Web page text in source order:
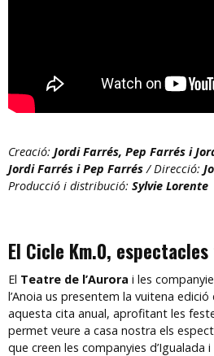
Creació: Jordi Farrés, Pep Farrés i
Jordi Farrés i Pep Farrés/ Direcció:
Producció i distribució: Sylvie Lorente
El Cicle Km.0,
El Teatre de l’Aurora i les
l’Anoia us presentem la vuitena edició
aquesta cita anual, aprofitant les
permet veure a casa nostra els
que creen les companyies d’Igualada